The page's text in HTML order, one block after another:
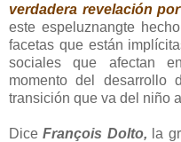
verdadera revelación
este espeluznangte
facetas que están
sociales que afectan
momento del
transición que va del niño
DiceFrançois Dolto, la